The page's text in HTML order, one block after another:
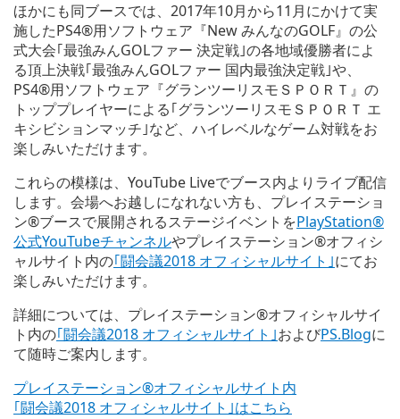
ほかにも同ブースでは、2017年10月から11月にかけて実
施したPS4®用ソフトウェア『New みんなのGOLF』の公
式大会｢最強みんGOLファー 決定戦｣の各地域優勝者によ
る頂上決戦｢最強みんGOLファー 国内最強決定戦｣や、
PS4®用ソフトウェア『グランツーリスモＳＰＯＲＴ』の
トッププレイヤーによる｢グランツーリスモＳＰＯＲＴ エ
キシビションマッチ｣など、ハイレベルなゲーム対戦をお
楽しみいただけます。
これらの模様は、YouTube Liveでブース内よりライブ配信
します。会場へお越しになれない方も、プレイステーショ
ン®ブースで展開されるステージイベントをPlayStation®
公式YouTubeチャンネルやプレイステーション®オフィシ
ャルサイト内の｢闘会議2018 オフィシャルサイト｣にてお
楽しみいただけます。
詳細については、プレイステーション®オフィシャルサイ
ト内の｢闘会議2018 オフィシャルサイト｣およびPS.Blogに
て随時ご案内します。
プレイステーション®オフィシャルサイト内
｢闘会議2018 オフィシャルサイト｣はこちら